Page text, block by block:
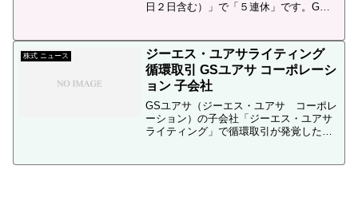
日２日含む）」で「５連休」です。GW
株式 ニュース
ジーエス・ユアサライティング
循環取引 GSユアサ コーポレーシ
ョン 子会社
GSユアサ（ジーエス・ユアサ コーポレ
ーション）の子会社「ジーエス・ユアサ
ライティング」で循環取引が発覚したこ
た。架空循環取引：ＧＳユアサ子会社、